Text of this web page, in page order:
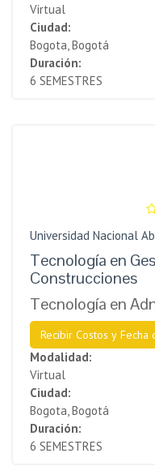
Virtual
Ciudad:
Bogota, Bogotá
Duración:
6 SEMESTRES
Universidad Nacional
Tecnología en
Construcciones
Tecnología en
Recibir Costos y
Modalidad:
Virtual
Ciudad:
Bogota, Bogotá
Duración:
6 SEMESTRES